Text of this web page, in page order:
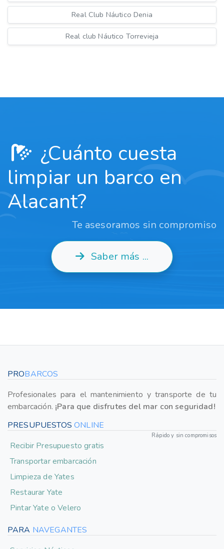
Real Club Náutico Denia
Real club Náutico Torrevieja
¿Cuánto cuesta
limpiar un barco en
Alacant?
Te asesoramos sin compromiso
Saber más ...
PROBARCOS
Profesionales para el mantenimiento y transporte de tu
embarcación. ¡Para que disfrutes del mar con seguridad!
PRESUPUESTOSONLINE
Rápido y sin compromisos
Recibir Presupuesto gratis
Transportar embarcación
Limpieza de Yates
Restaurar Yate
Pintar Yate o Velero
PARA NAVEGANTES